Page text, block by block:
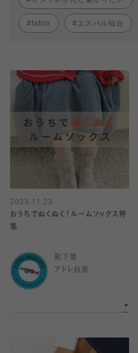
tabio エスパル仙台
2023.11.23
おうちでぬくぬく！ルームソックス特
集
靴下屋
アトレ目黒